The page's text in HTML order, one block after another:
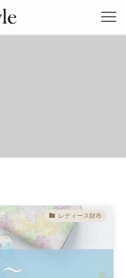
レディース財布